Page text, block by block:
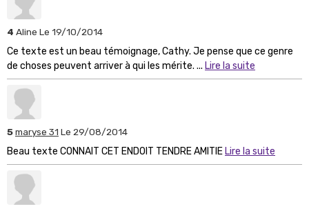
4 Aline Le 19/10/2014
Ce texte est un beau témoignage, Cathy. Je pense que ce genre
de choses peuvent arriver à qui les mérite. ... Lire la suite
5maryse 31 Le 29/08/2014
Beau texte CONNAIT CET ENDOIT TENDRE AMITIE Lire la suite